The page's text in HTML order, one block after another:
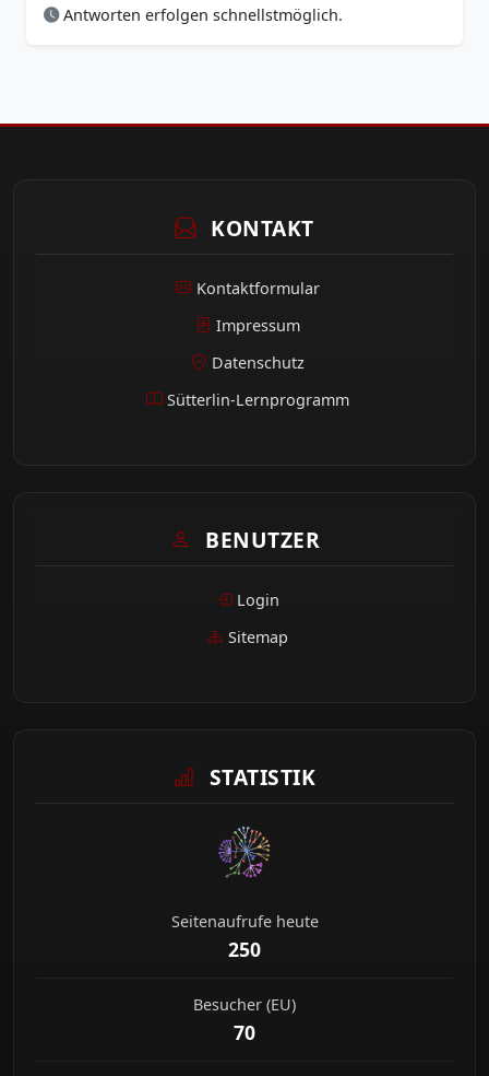
Antworten erfolgen schnellstmöglich.
KONTAKT
Kontaktformular
Impressum
Datenschutz
Sütterlin-Lernprogramm
BENUTZER
Login
Sitemap
STATISTIK
Seitenaufrufe heute
250
Besucher (EU)
70